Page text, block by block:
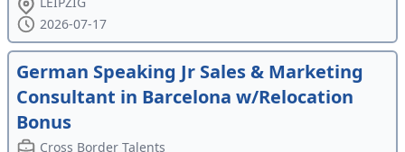
2026-07-17
German Speaking Jr Sales & Marketing
Consultant in Barcelona w/Relocation
Bonus
Cross Border Talents